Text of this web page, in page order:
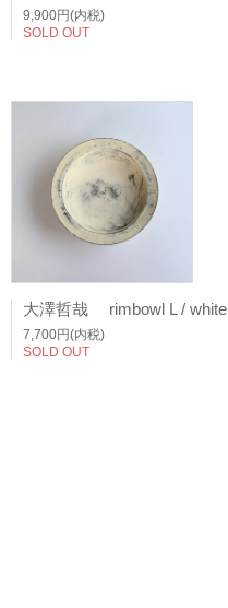
9,900円(内税)
SOLD OUT
大澤哲哉 rimbowl L / white
7,700円(内税)
SOLD OUT